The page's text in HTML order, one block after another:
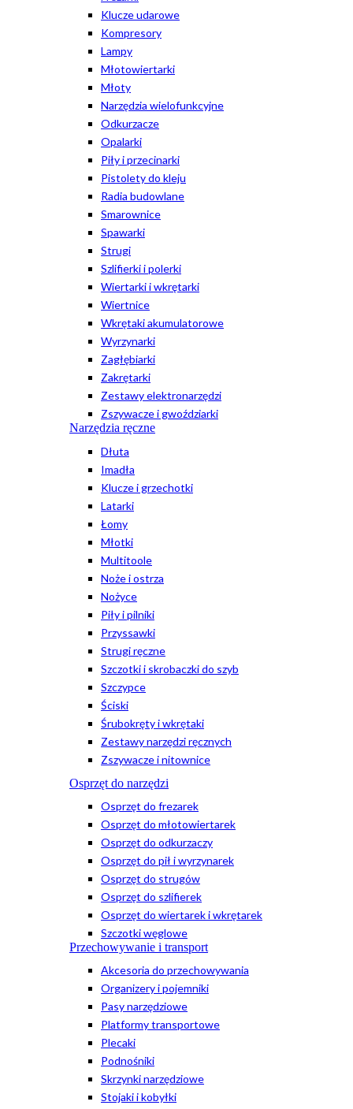
Klucze udarowe
Kompresory
Lampy
Młotowiertarki
Młoty
Narzędzia wielofunkcyjne
Odkurzacze
Opalarki
Piły i przecinarki
Pistolety do kleju
Radia budowlane
Smarownice
Spawarki
Strugi
Szlifierki i polerki
Wiertarki i wkrętarki
Wiertnice
Wkrętaki akumulatorowe
Wyrzynarki
Zagłębiarki
Zakrętarki
Zestawy elektronarzędzi
Zszywacze i gwoździarki
Narzędzia ręczne
Dłuta
Imadła
Klucze i grzechotki
Latarki
Łomy
Młotki
Multitoole
Noże i ostrza
Nożyce
Piły i pilniki
Przyssawki
Strugi ręczne
Szczotki i skrobaczki do szyb
Szczypce
Ściski
Śrubokręty i wkrętaki
Zestawy narzędzi ręcznych
Zszywacze i nitownice
Osprzęt do narzędzi
Osprzęt do frezarek
Osprzęt do młotowiertarek
Osprzęt do odkurzaczy
Osprzęt do pił i wyrzynarek
Osprzęt do strugów
Osprzęt do szlifierek
Osprzęt do wiertarek i wkrętarek
Szczotki węglowe
Przechowywanie i transport
Akcesoria do przechowywania
Organizery i pojemniki
Pasy narzędziowe
Platformy transportowe
Plecaki
Podnośniki
Skrzynki narzędziowe
Stojaki i kobyłki